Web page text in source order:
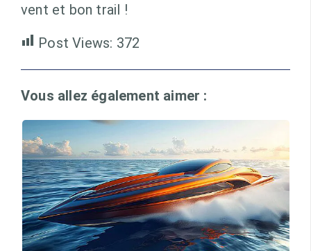
vent et bon trail !
Post Views: 372
Vous allez également aimer :